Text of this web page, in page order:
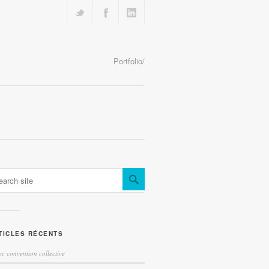
Portfolio/
RÉCENTS
convention collective